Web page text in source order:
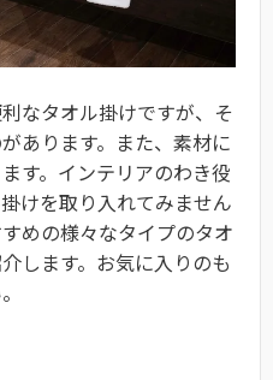
なタオル掛けですが、そ
あります。また、素材に
す。インテリアのわき役
けを取り入れてみません
めの様々なタイプのタオ
します。お気に入りのも